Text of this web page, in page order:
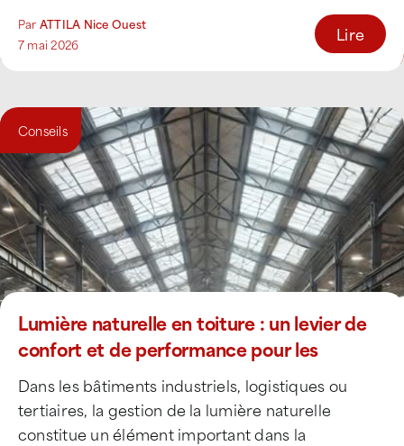
Par ATTILA Nice Ouest
7 mai 2026
Lire
Conseils
Lumière naturelle en toiture : un levier de
confort et de performance pour les
bâtiments professionnels
Dans les bâtiments industriels, logistiques ou
tertiaires, la gestion de la lumière naturelle
constitue un élément important dans la